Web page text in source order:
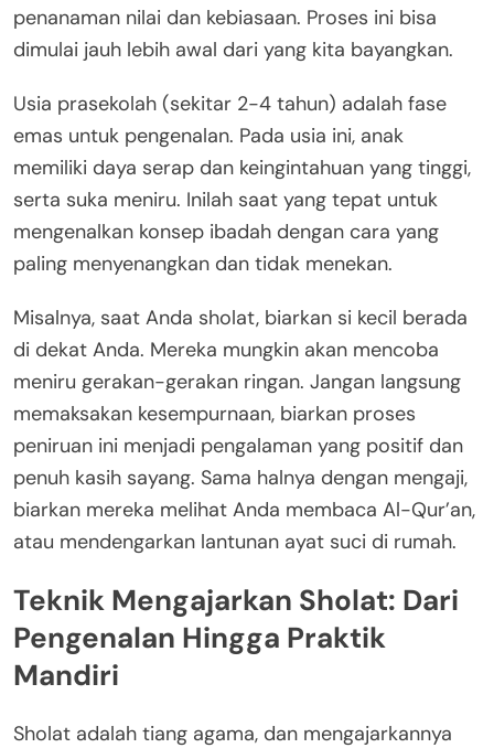
penanaman nilai dan kebiasaan. Proses ini bisa
dimulai jauh lebih awal dari yang kita bayangkan.
Usia prasekolah (sekitar 2-4 tahun) adalah fase
emas untuk pengenalan. Pada usia ini, anak
memiliki daya serap dan keingintahuan yang tinggi,
serta suka meniru. Inilah saat yang tepat untuk
mengenalkan konsep ibadah dengan cara yang
paling menyenangkan dan tidak menekan.
Misalnya, saat Anda sholat, biarkan si kecil berada
di dekat Anda. Mereka mungkin akan mencoba
meniru gerakan-gerakan ringan. Jangan langsung
memaksakan kesempurnaan, biarkan proses
peniruan ini menjadi pengalaman yang positif dan
penuh kasih sayang. Sama halnya dengan mengaji,
biarkan mereka melihat Anda membaca Al-Qur’an,
atau mendengarkan lantunan ayat suci di rumah.
Teknik Mengajarkan Sholat: Dari
Pengenalan Hingga Praktik
Mandiri
Sholat adalah tiang agama, dan mengajarkannya